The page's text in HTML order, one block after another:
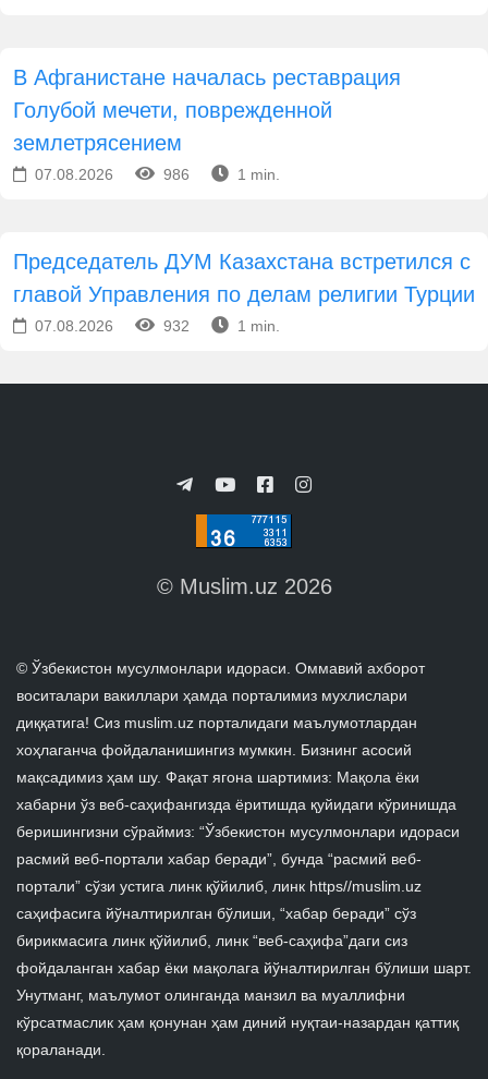
В Афганистане началась реставрация
Голубой мечети, поврежденной
землетрясением
07.08.2026 986 1 min.
Председатель ДУМ Казахстана встретился с
главой Управления по делам религии Турции
07.08.2026 932 1 min.
© Muslim.uz 2026
© Ўзбекистон мусулмонлари идораси. Оммавий ахборот
воситалари вакиллари ҳамда порталимиз мухлислари
диққатига! Сиз muslim.uz порталидаги маълумотлардан
хоҳлаганча фойдаланишингиз мумкин. Бизнинг асосий
мақсадимиз ҳам шу. Фақат ягона шартимиз: Мақола ёки
хабарни ўз веб-саҳифангизда ёритишда қуйидаги кўринишда
беришингизни сўраймиз: “Ўзбекистон мусулмонлари идораси
расмий веб-портали хабар беради”, бунда “расмий веб-
портали” сўзи устига линк қўйилиб, линк https//muslim.uz
саҳифасига йўналтирилган бўлиши, “хабар беради” сўз
бирикмасига линк қўйилиб, линк “веб-саҳифа”даги сиз
фойдаланган хабар ёки мақолага йўналтирилган бўлиши шарт.
Унутманг, маълумот олинганда манзил ва муаллифни
кўрсатмаслик ҳам қонунан ҳам диний нуқтаи-назардан қаттиқ
қораланади.